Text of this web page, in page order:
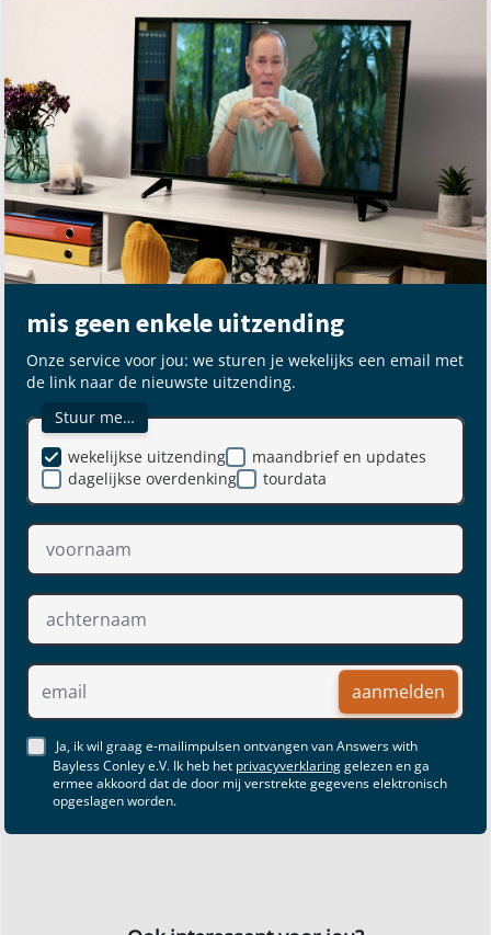
mis geen enkele uitzending
Onze service voor jou: we sturen je wekelijks een email met
de link naar de nieuwste uitzending.
Stuur me…
maandbrief en updates
dagelijkse overdenking
wekelijkse uitzending
tourdata
aanmelden
Ja, ik wil graag e-mailimpulsen ontvangen van Answers with
Bayless Conley e.V. Ik heb het privacyverklaringgelezen en ga
ermee akkoord dat de door mij verstrekte gegevens elektronisch
opgeslagen worden.